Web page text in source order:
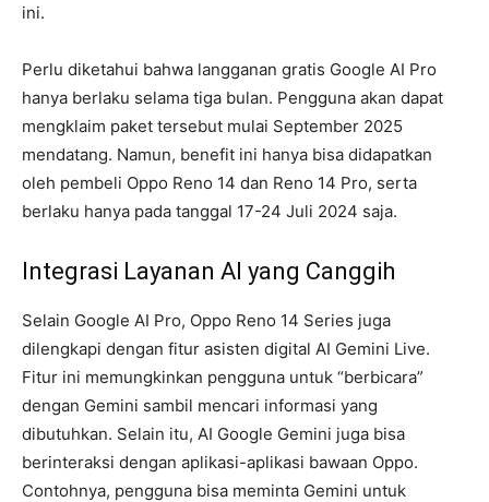
ini.
Perlu diketahui bahwa langganan gratis Google AI Pro
hanya berlaku selama tiga bulan. Pengguna akan dapat
mengklaim paket tersebut mulai September 2025
mendatang. Namun, benefit ini hanya bisa didapatkan
oleh pembeli Oppo Reno 14 dan Reno 14 Pro, serta
berlaku hanya pada tanggal 17-24 Juli 2024 saja.
Integrasi Layanan AI yang Canggih
Selain Google AI Pro, Oppo Reno 14 Series juga
dilengkapi dengan fitur asisten digital AI Gemini Live.
Fitur ini memungkinkan pengguna untuk “berbicara”
dengan Gemini sambil mencari informasi yang
dibutuhkan. Selain itu, AI Google Gemini juga bisa
berinteraksi dengan aplikasi-aplikasi bawaan Oppo.
Contohnya, pengguna bisa meminta Gemini untuk